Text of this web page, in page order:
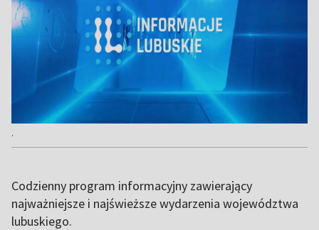
.
Codzienny program informacyjny zawierający
najważniejsze i najświeższe wydarzenia województwa
lubuskiego.